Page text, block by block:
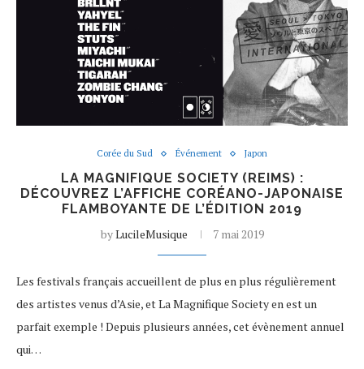
Corée du Sud Événement Japon
LA MAGNIFIQUE SOCIETY (REIMS) :
DÉCOUVREZ L’AFFICHE CORÉANO-JAPONAISE
FLAMBOYANTE DE L’ÉDITION 2019
byLucileMusique 7 mai 2019
Les festivals français accueillent de plus en plus régulièrement
des artistes venus d’Asie, et La Magnifique Society en est un
parfait exemple ! Depuis plusieurs années, cet évènement annuel
qui…